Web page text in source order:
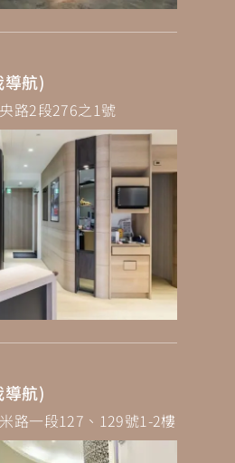
導航)
路2段276之1號
導航)
路一段127、129號1-2樓